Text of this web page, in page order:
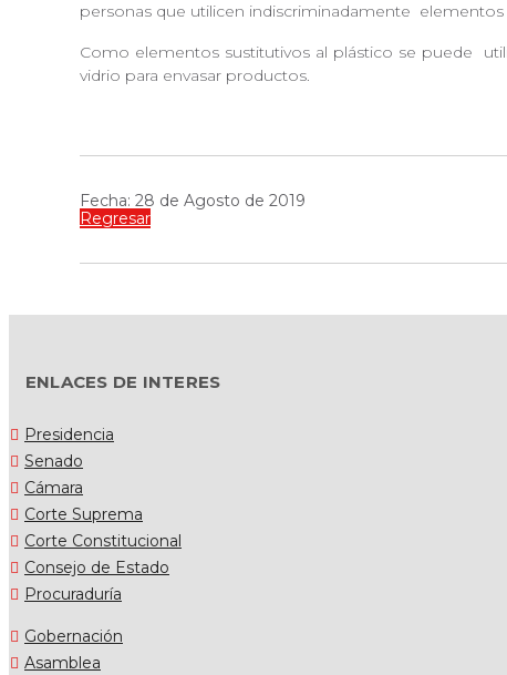
personas que utilicen indiscriminadamente elementos
Como elementos sustitutivos al plástico se puede
vidrio para envasar productos.
Fecha: 28 de Agosto de 2019
Regresar
ENLACES DE INTERES
Presidencia
Senado
Cámara
Corte Suprema
Corte Constitucional
Consejo de Estado
Procuraduría
Gobernación
Asamblea